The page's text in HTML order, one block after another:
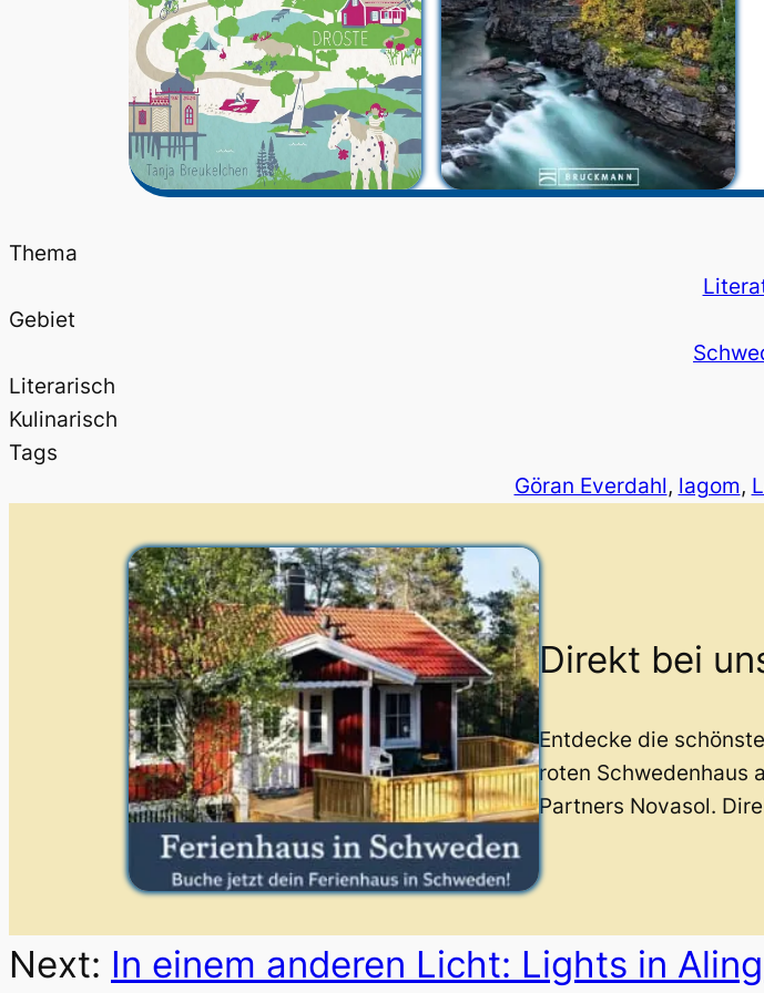
Thema
Gebiet
Literarisch
Kulinarisch
Tags
Göran Everdahl, lagom,
Direkt bei
Entdecke die
roten Schwedenhaus
Partners Novasol.
Next: In einem anderen Licht: Lights in